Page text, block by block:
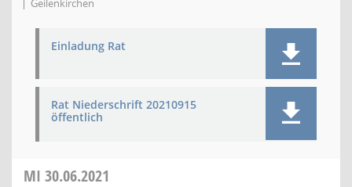
Geilenkirchen
Einladung Rat
Rat Niederschrift 20210915
öffentlich
MI 30.06.2021